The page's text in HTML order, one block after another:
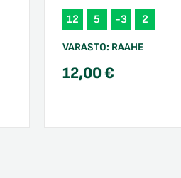
12 5 -3 2
VARASTO: RAAHE
12,00€